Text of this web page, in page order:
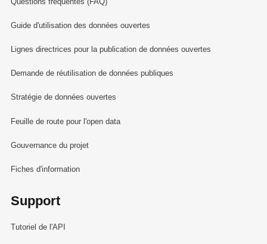
Guide d'utilisation des données ouvertes
Lignes directrices pour la publication de données ouvertes
Demande de réutilisation de données publiques
Stratégie de données ouvertes
Feuille de route pour l'open data
Gouvernance du projet
Fiches d'information
Support
Tutoriel de l'API